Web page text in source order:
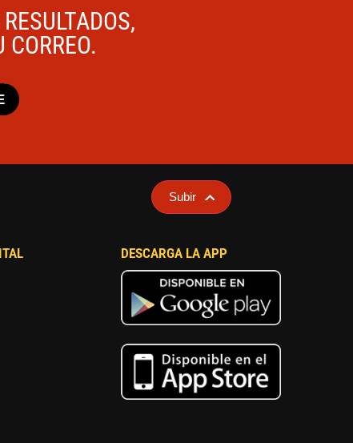
Subir
DESCARGA LA APP